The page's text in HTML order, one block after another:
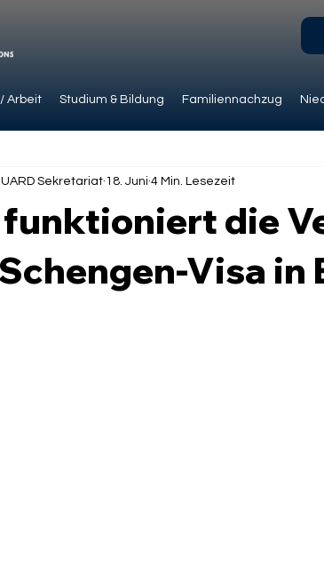
Arbeit Studium & Bildung Familiennachzug
die
Visa in
Sekretariat 18. Juni 4 Min. Lesezeit